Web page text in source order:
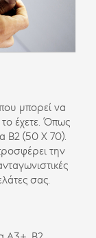
μπορεί να
το έχετε. Όπως
Β2 (50 Χ 70).
την
σας.